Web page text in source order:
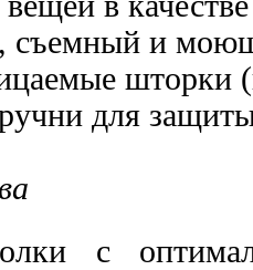
съемный и
шторки
для
с